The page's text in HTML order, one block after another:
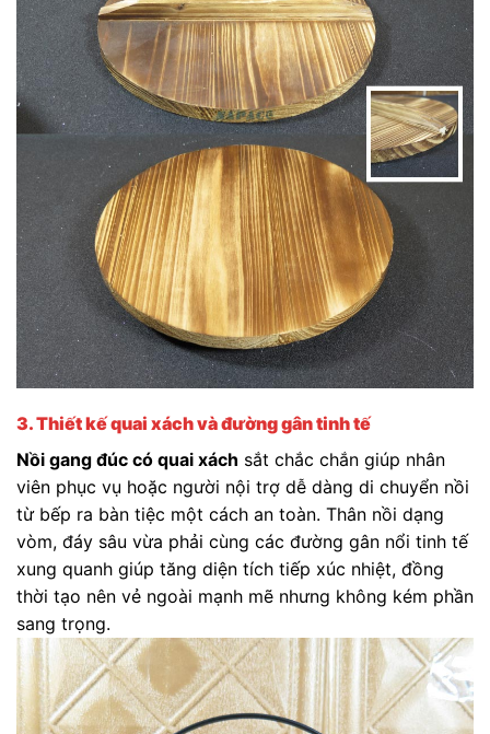
3. Thiết kế quai xách và đường gân tinh tế
Nồi gang đúc có quai xách sắt chắc chắn giúp nhân
viên phục vụ hoặc người nội trợ dễ dàng di chuyển nồi
từ bếp ra bàn tiệc một cách an toàn. Thân nồi dạng
vòm, đáy sâu vừa phải cùng các đường gân nổi tinh tế
xung quanh giúp tăng diện tích tiếp xúc nhiệt, đồng
thời tạo nên vẻ ngoài mạnh mẽ nhưng không kém phần
sang trọng.